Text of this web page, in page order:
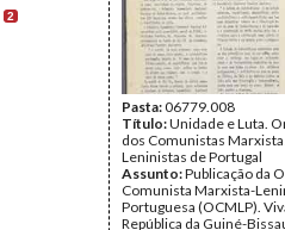
2
Pasta:06779.008
Título:Unidade e Luta.
dos Comunistas
Leninistas de Portugal
Assunto:Publicação da
Comunista Marxista-
Portuguesa (OCMLP).
República da Guiné-